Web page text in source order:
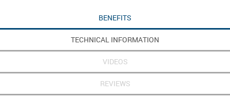
BENEFITS
TECHNICAL INFORMATION
VIDEOS
REVIEWS